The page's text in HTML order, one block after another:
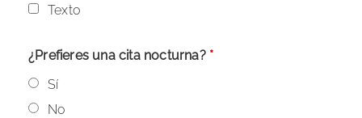
Texto
¿Prefieres una cita nocturna? *
Sí
No